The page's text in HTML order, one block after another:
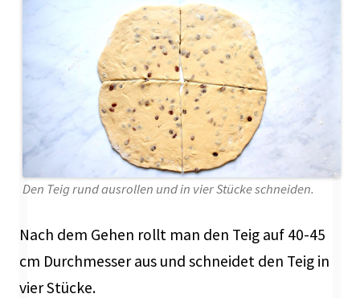
Den Teig rund ausrollen und in vier Stücke schneiden.
Nach dem Gehen rollt man den Teig auf 40-45
cm Durchmesser aus und schneidet den Teig in
vier Stücke.